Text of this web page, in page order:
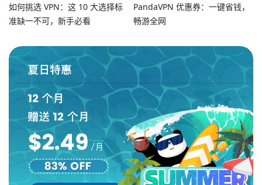
如何挑选 VPN：这 10 大选择标
准缺一不可，新手必看
PandaVPN 优惠券：一键省钱，
畅游全网